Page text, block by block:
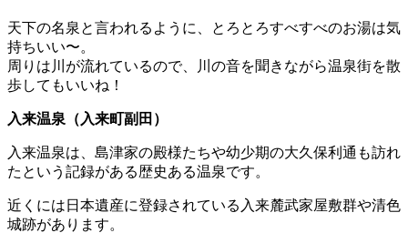
天下の名泉と言われるように、とろとろすべすべのお湯は気
持ちいい〜。
周りは川が流れているので、川の音を聞きながら温泉街を散
歩してもいいね！
入来温泉（入来町副田）
入来温泉は、島津家の殿様たちや幼少期の大久保利通も訪れ
たという記録がある歴史ある温泉です。
近くには日本遺産に登録されている入来麓武家屋敷群や清色
城跡があります。